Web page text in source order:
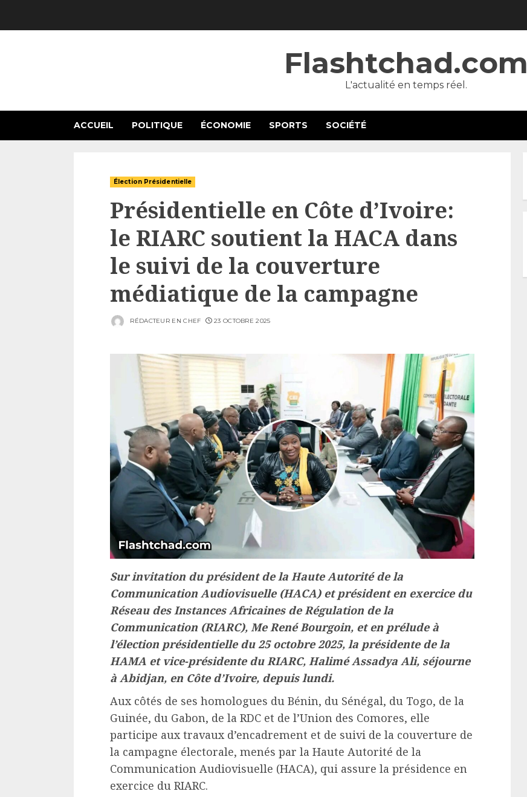
Flashtchad.com
L'actualité en temps réel.
ACCUEIL POLITIQUE ÉCONOMIE SPORTS SOCIÉTÉ
Élection Présidentielle
Présidentielle en Côte d’Ivoire:
le RIARC soutient la HACA dans
le suivi de la couverture
médiatique de la campagne
RÉDACTEUR EN CHEF 23 OCTOBRE 2025
Sur invitation du président de la Haute Autorité de la
Communication Audiovisuelle (HACA) et président en exercice du
Réseau des Instances Africaines de Régulation de la
Communication (RIARC), Me René Bourgoin, et en prélude à
l’élection présidentielle du 25 octobre 2025, la présidente de la
HAMA et vice-présidente du RIARC, Halimé Assadya Ali, séjourne
à Abidjan, en Côte d’Ivoire, depuis lundi.
Aux côtés de ses homologues du Bénin, du Sénégal, du Togo, de la
Guinée, du Gabon, de la RDC et de l’Union des Comores, elle
participe aux travaux d’encadrement et de suivi de la couverture de
la campagne électorale, menés par la Haute Autorité de la
Communication Audiovisuelle (HACA), qui assure la présidence en
exercice du RIARC.